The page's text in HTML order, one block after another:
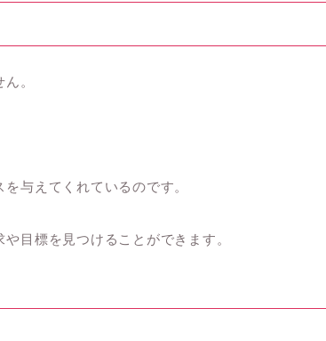
。
与えてくれているのです。
目標を見つけることができます。